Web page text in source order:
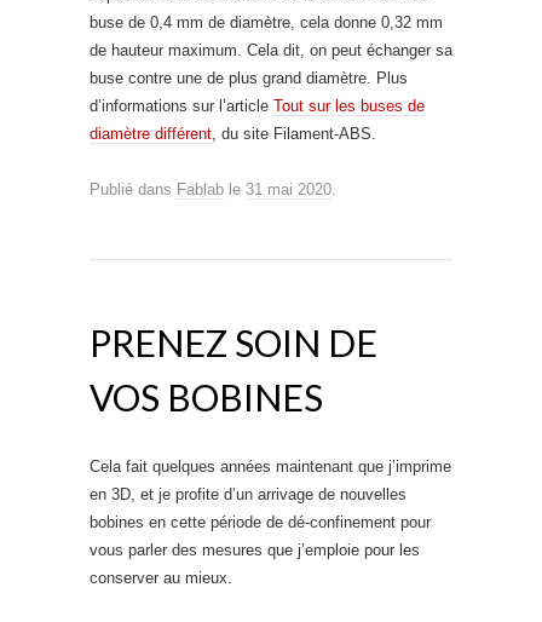
buse de 0,4 mm de diamètre, cela donne 0,32 mm
de hauteur maximum. Cela dit, on peut échanger sa
buse contre une de plus grand diamètre. Plus
d’informations sur l’article Tout sur les buses de
diamètre différent, du site Filament-ABS.
Publié dans Fablab le 31 mai 2020.
PRENEZ SOIN DE
VOS BOBINES
Cela fait quelques années maintenant que j’imprime
en 3D, et je profite d’un arrivage de nouvelles
bobines en cette période de dé-confinement pour
vous parler des mesures que j’emploie pour les
conserver au mieux.